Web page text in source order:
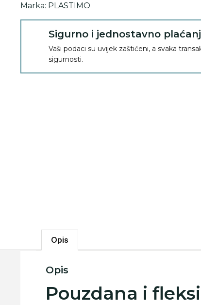
Marka: PLASTIMO
Sigurno i jednostavno
Vaši podaci su uvijek zaštićeni, a svaka
sigurnosti.
Opis
Opis
Pouzdana i